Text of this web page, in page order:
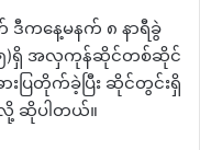
ကနေ့မနက် ၈ နာရီခွဲ
)ရှိ အလှကုန်ဆိုင်တစ်ဆိုင်
ပြတိုက်ခဲ့ပြီး ဆိုင်တွင်းရှိ
ဆိုပါတယ်။